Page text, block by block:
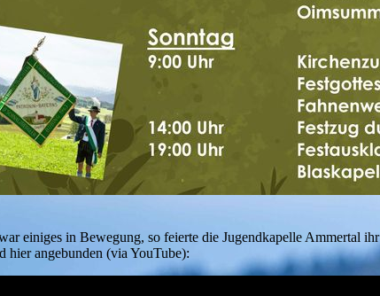
einiges in Bewegung, so feierte die Jugendkapelle Ammertal
hier angebunden (via YouTube):